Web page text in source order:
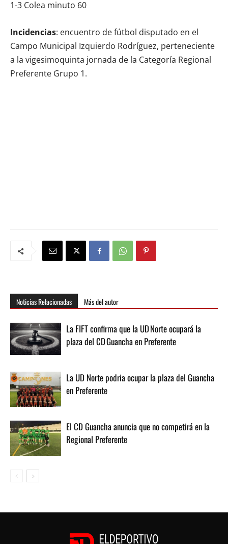
1-3 Colea minuto 60
Incidencias: encuentro de fútbol disputado en el
Campo Municipal Izquierdo Rodríguez, perteneciente
a la vigesimoquinta jornada de la Categoría Regional
Preferente Grupo 1.
Noticias Relacionadas Más del autor
La FIFT confirma que la UD Norte ocupará la
plaza del CD Guancha en Preferente
La UD Norte podria ocupar la plaza del Guancha
en Preferente
El CD Guancha anuncia que no competirá en la
Regional Preferente